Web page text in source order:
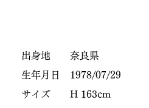
出身地 奈良県
​生年月日 1978/07/29
サイズ ​H 163cm